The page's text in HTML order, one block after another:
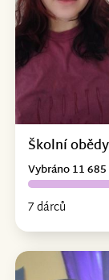
Školní
7 dárců
Vybráno 11